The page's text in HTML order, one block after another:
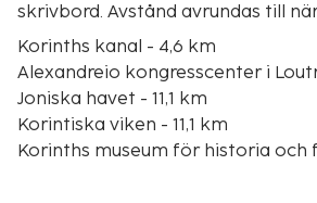
skrivbord. Avstånd avrundas till
Korinths kanal - 4,6 km
Alexandreio kongresscenter i
Joniska havet - 11,1 km
Korintiska viken - 11,1 km
Korinths museum för historia och